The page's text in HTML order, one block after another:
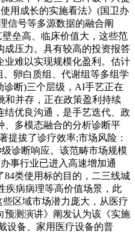
用成长的实施看法》(国卫办
信号等多源数据的融合阐
垒高、临床价值大，这些范
成压力。具有较高的投资报答
业难以实现规模化盈利。估计
卵白质组、代谢组等多组学
断)三个层级，AI手艺正在
和并存，正在政策盈利持续
结优良沟通，是手艺迭代、政
、多模态融合的分析诊断平
提拔了诊疗效率;市场风险：
诊断响应。该范畴市场规模
事行业已进入高速增加通
类使用标的目的，二三线城
疾病病理等高价值场景，此
区域市场潜力庞大，从医疗
预测演讲》阐发认为该《实施
设备、家用医疗设备的普